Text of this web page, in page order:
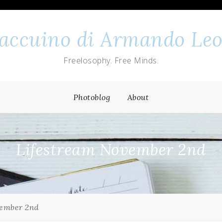
di Armando
Freelosophy. Free Minds.
Photoblog About
Lifestream November 2nd
2nd